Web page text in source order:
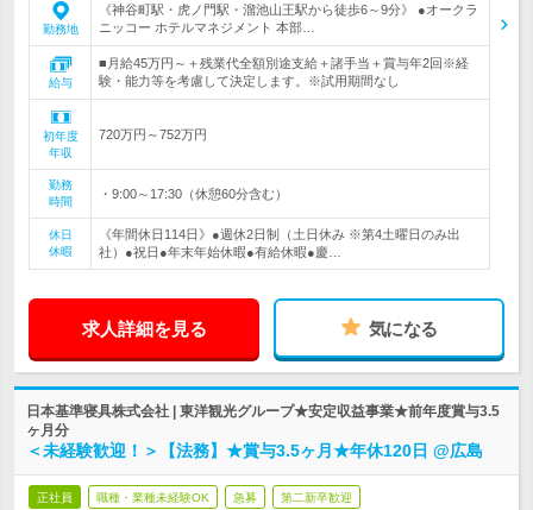
勤務地
《神谷町駅・虎ノ門駅・溜池山王駅から徒歩6～9分》 ●オークラ
ニッコー ホテルマネジメント 本部…
給与
■月給45万円～＋残業代全額別途支給＋諸手当＋賞与年2回※経
験・能力等を考慮して決定します。※試用期間なし
初年度
年収
720万円～752万円
勤務
時間
・9:00～17:30（休憩60分含む）
休日
休暇
《年間休日114日》●週休2日制（土日休み ※第4土曜日のみ出
社）●祝日●年末年始休暇●有給休暇●慶…
求人詳細を見る 気になる
日本基準寝具株式会社 | 東洋観光グループ★安定収益事業★前年度賞与3.5
ヶ月分
＜未経験歓迎！＞【法務】★賞与3.5ヶ月★年休120日 @広島
正社員 職種・業種未経験OK 急募 第二新卒歓迎